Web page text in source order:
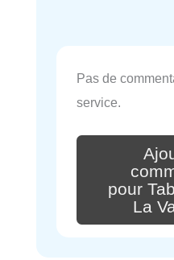
Pas de
service.
pour
La